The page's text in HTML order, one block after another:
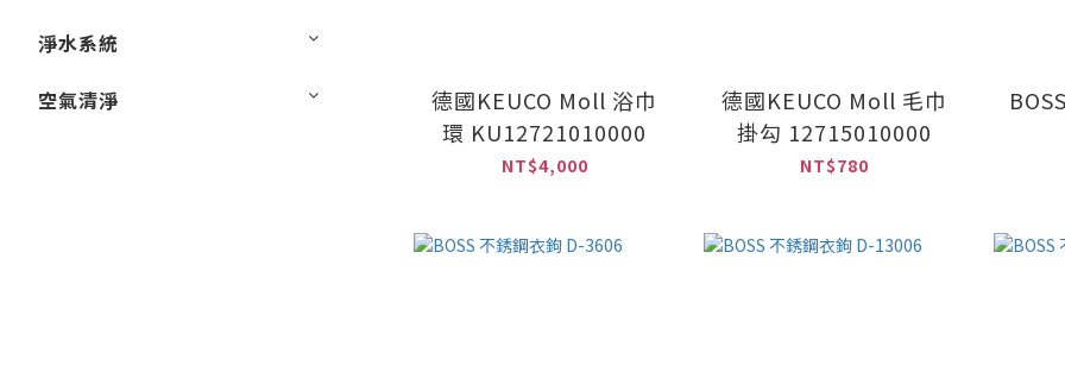
淨水系統
空氣清淨
德國KEUCO Moll 浴巾
環 KU12721010000
NT$4,000
德國KEUCO Moll 毛巾
掛勾 12715010000
NT$780